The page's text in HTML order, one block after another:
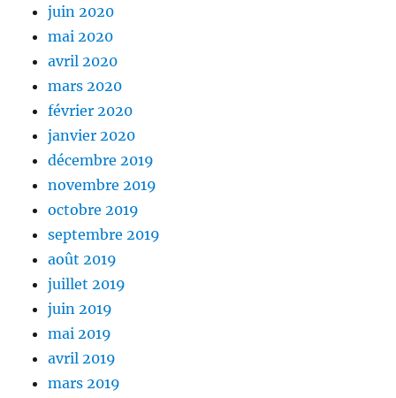
juin 2020
mai 2020
avril 2020
mars 2020
février 2020
janvier 2020
décembre 2019
novembre 2019
octobre 2019
septembre 2019
août 2019
juillet 2019
juin 2019
mai 2019
avril 2019
mars 2019